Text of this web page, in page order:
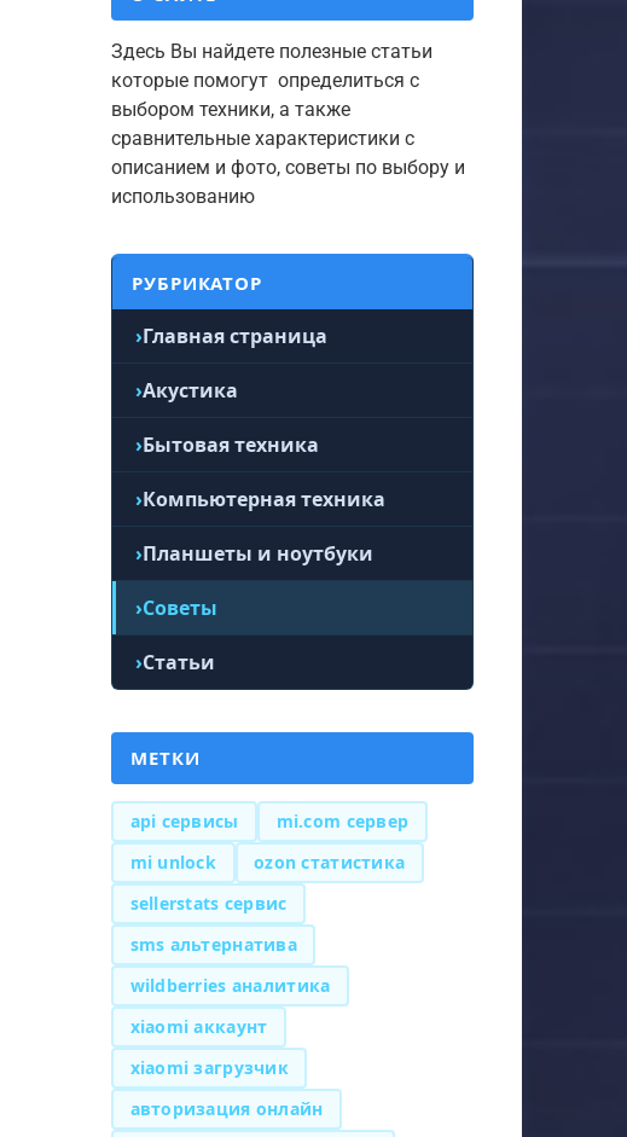
Здесь Вы найдете полезные статьи
которые помогут определиться с
выбором техники, а также
сравнительные характеристики с
описанием и фото, советы по выбору и
использованию
РУБРИКАТОР
Главная страница
Акустика
Бытовая техника
Компьютерная техника
Планшеты и ноутбуки
Советы
Статьи
МЕТКИ
api сервисы
mi.com сервер
mi unlock
ozon статистика
sellerstats сервис
sms альтернатива
wildberries аналитика
xiaomi аккаунт
xiaomi загрузчик
авторизация онлайн